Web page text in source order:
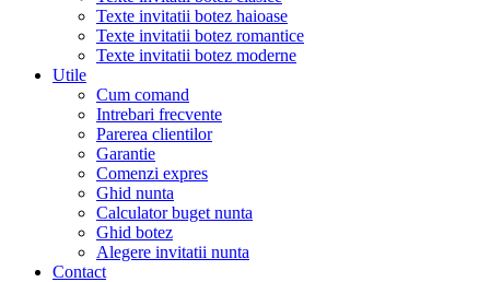
Texte invitatii botez haioase
Texte invitatii botez romantice
Texte invitatii botez moderne
Utile
Cum comand
Intrebari frecvente
Parerea clientilor
Garantie
Comenzi expres
Ghid nunta
Calculator buget nunta
Ghid botez
Alegere invitatii nunta
Contact